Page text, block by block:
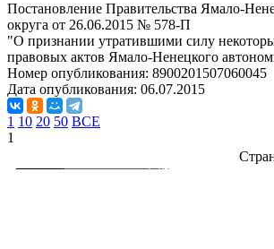
Постановление Правительства Ямало-
округа от 26.06.2015 № 578-П
"О признании утратившими силу
правовых актов Ямало-Ненецкого
Номер опубликования: 8900201507060045
Дата опубликования: 06.07.2015
1 10 20 50 ВСЕ
1